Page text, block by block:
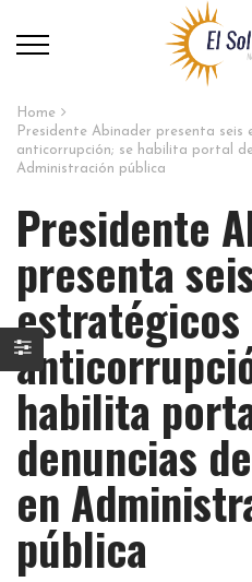
Home
Presidente Abinader presenta seis
anticorrupción; se habilita portal
Administración pública
Presidente
presenta
habilita
denuncias
en
pública